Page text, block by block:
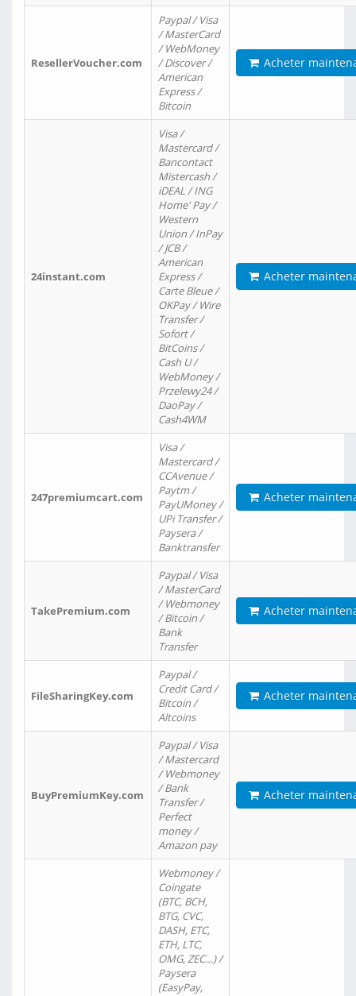
ResellerVoucher.com
Paypal / Visa
/ MasterCard
/ WebMoney
/ Discover /
American
Express /
Bitcoin
Acheter
24instant.com
Visa /
Mastercard /
Bancontact
Mistercash /
iDEAL / ING
Home' Pay /
Western
Union / InPay
/ JCB /
American
Express /
Carte Bleue /
OKPay / Wire
Transfer /
Sofort /
BitCoins /
Cash U /
WebMoney /
Przelewy24 /
DaoPay /
Cash4WM
Acheter
247premiumcart.com
Visa /
Mastercard /
CCAvenue /
Paytm /
PayUMoney /
UPi Transfer /
Paysera /
Banktransfer
Acheter
TakePremium.com
Paypal / Visa
/ MasterCard
/ Webmoney
/ Bitcoin /
Bank
Transfer
Acheter
FileSharingKey.com
Paypal /
Credit Card /
Bitcoin /
Altcoins
Acheter
BuyPremiumKey.com
Paypal / Visa
/ Mastercard
/ Webmoney
/ Bank
Transfer /
Perfect
money /
Amazon pay
Acheter
Webmoney /
Coingate
(BTC, BCH,
BTG, CVC,
DASH, ETC,
ETH, LTC,
OMG, ZEC…) /
Paysera
(EasyPay,